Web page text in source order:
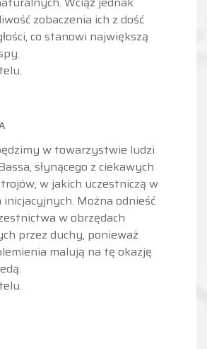
zobaczenia ich z dość
co stanowi największą
w towarzystwie ludzi
słynącego z ciekawych
w jakich uczestniczą w
inicjacyjnych. Można odnieść
w obrzędach
przez duchy, ponieważ
malują na tę okazję